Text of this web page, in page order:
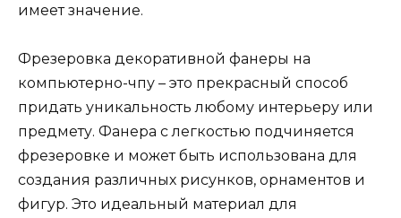
имеет значение.
Фрезеровка декоративной фанеры на
компьютерно-чпу – это прекрасный способ
придать уникальность любому интерьеру или
предмету. Фанера с легкостью подчиняется
фрезеровке и может быть использована для
создания различных рисунков, орнаментов и
фигур. Это идеальный материал для